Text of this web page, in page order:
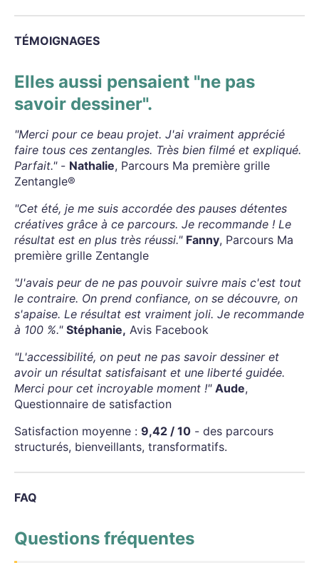
TÉMOIGNAGES
Elles aussi pensaient "ne pas
savoir dessiner".
"Merci pour ce beau projet. J'ai vraiment apprécié
faire tous ces zentangles. Très bien filmé et expliqué.
Parfait."- Nathalie, Parcours Ma première grille
Zentangle®
"Cet été, je me suis accordée des pauses détentes
créatives grâce à ce parcours. Je recommande ! Le
résultat est en plus très réussi." Fanny, Parcours Ma
première grille Zentangle
"J'avais peur de ne pas pouvoir suivre mais c'est tout
le contraire. On prend confiance, on se découvre, on
s'apaise. Le résultat est vraiment joli. Je recommande
à 100 %." Stéphanie, Avis Facebook
"L'accessibilité, on peut ne pas savoir dessiner et
avoir un résultat satisfaisant et une liberté guidée.
Merci pour cet incroyable moment !" Aude,
Questionnaire de satisfaction
Satisfaction moyenne : 9,42 / 10 - des parcours
structurés, bienveillants, transformatifs.
FAQ
Questions fréquentes